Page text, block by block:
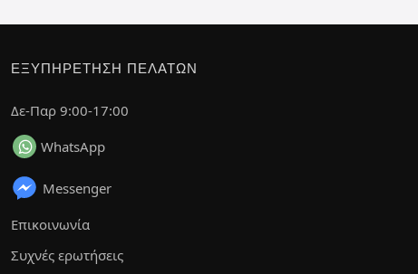
ΕΞΥΠΗΡΈΤΗΣΗ ΠΕΛΑΤΏΝ
Δε-Παρ 9:00-17:00
WhatsApp
Messenger
Επικοινωνία
Συχνές ερωτήσεις